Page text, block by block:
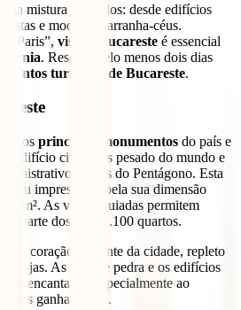
mistura de estilos: desde edifícios
e modernos arranha-céus.
Paris”, visitar Bucareste é essencial
. Reserva pelo menos dois dias
pontos turísticos de Bucareste.
dos principais monumentos do país e
edifício civil mais pesado do mundo e
depois do Pentágono. Esta
impressiona pela sua dimensão
m². As visitas guiadas permitem
parte dos seus 1.100 quartos.
O coração pulsante da cidade, repleto
e lojas. As ruas de pedra e os edifícios
encantador, especialmente ao
ganham vida.